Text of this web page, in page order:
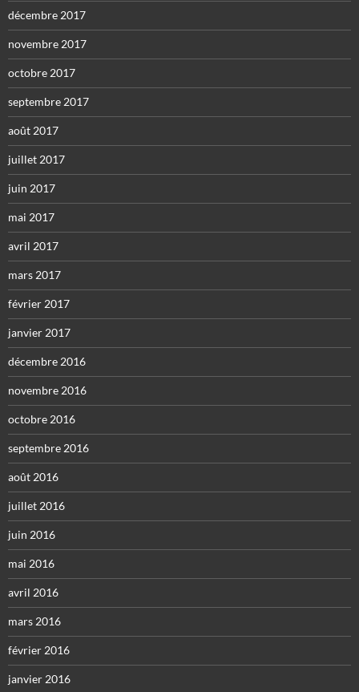
décembre 2017
novembre 2017
octobre 2017
septembre 2017
août 2017
juillet 2017
juin 2017
mai 2017
avril 2017
mars 2017
février 2017
janvier 2017
décembre 2016
novembre 2016
octobre 2016
septembre 2016
août 2016
juillet 2016
juin 2016
mai 2016
avril 2016
mars 2016
février 2016
janvier 2016